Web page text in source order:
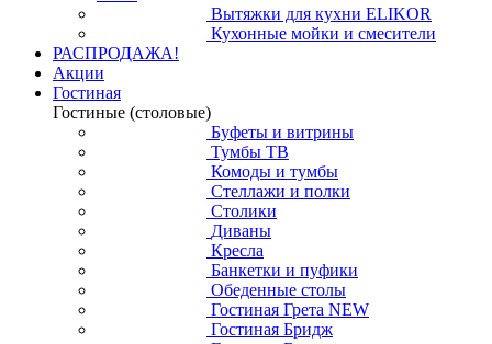
Вытяжки для кухни ELIKOR
Кухонные мойки и смесители
РАСПРОДАЖА!
Акции
Гостиная
Гостиные (столовые)
Буфеты и витрины
Тумбы ТВ
Комоды и тумбы
Стеллажи и полки
Столики
Диваны
Кресла
Банкетки и пуфики
Обеденные столы
Гостиная Грета NEW
Гостиная Бридж